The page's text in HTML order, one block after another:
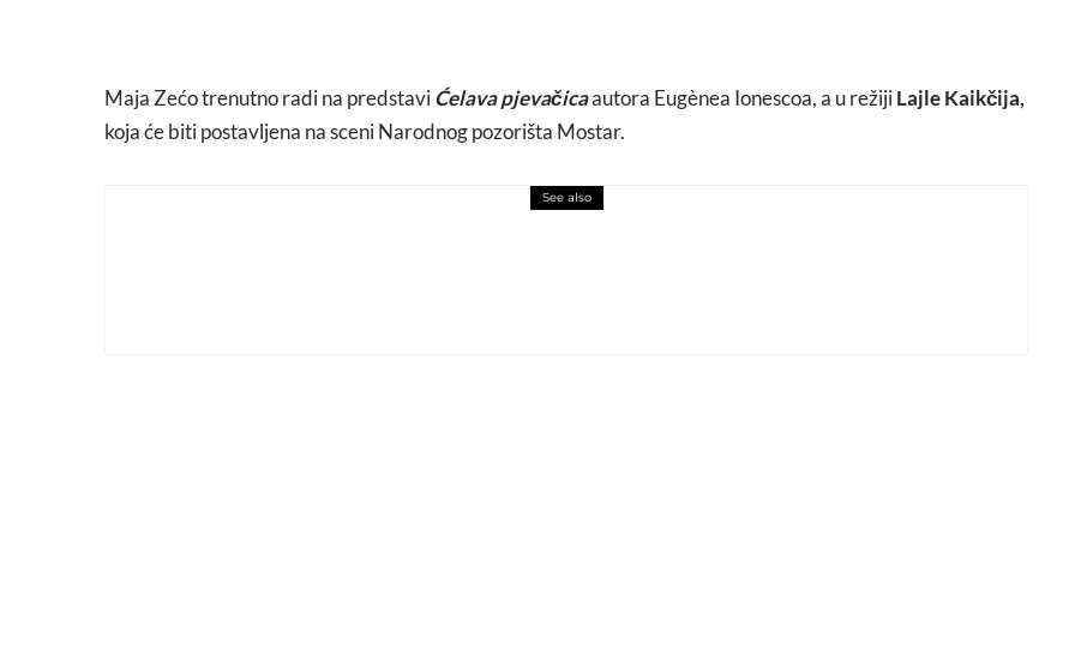
Maja Zećo trenutno radi na predstaviĆelava pjevačicaautora Eugènea Ionescoa, a u režijiLajle Kaikčija,
koja će biti postavljena na sceni Narodnog pozorišta Mostar.
See also